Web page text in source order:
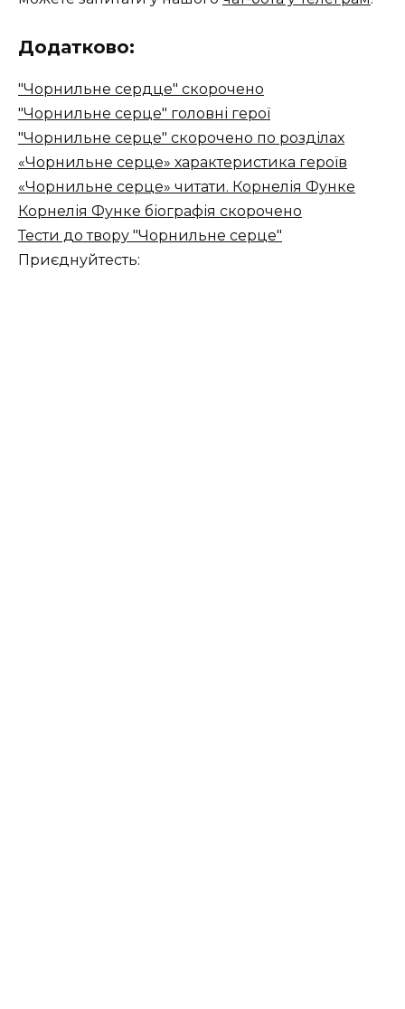
Додатково:
"Чорнильне сердце" скорочено
"Чорнильне серце" головні герої
"Чорнильне серце" скорочено по розділах
«Чорнильне серце» характеристика героїв
«Чорнильне серце» читати. Корнелія Функе
Корнелія Функе біографія скорочено
Тести до твору "Чорнильне серце"
Приєднуйтесть: